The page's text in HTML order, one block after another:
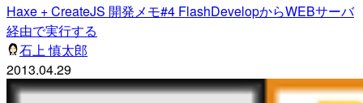
Haxe + CreateJS 開発メモ#4 FlashDevelopからWEBサーバ
経由で実行する
石上 慎太郎
2013.04.29